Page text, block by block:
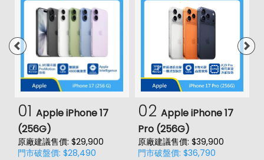
01 Apple iPhone 17
(256G)
原廠建議售價: $29,900
門市破盤價: $28,490
02 Apple iPhone 17
Pro (256G)
原廠建議售價: $39,900
門市破盤價: $36,790